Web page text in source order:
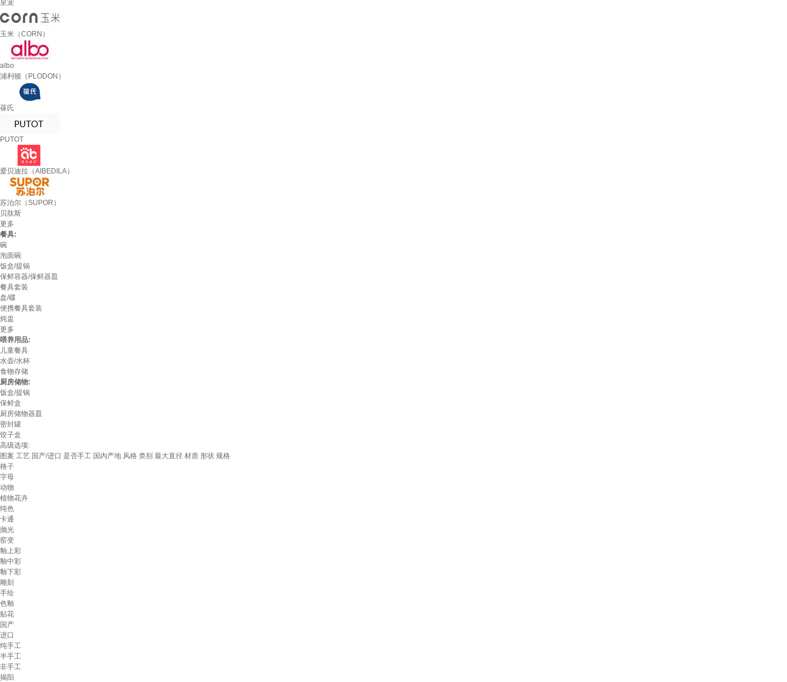
皇宠
玉米（CORN）
albo
浦利顿（PLODON）
葆氏
PUTOT
爱贝迪拉（AIBEDILA）
苏泊尔（SUPOR）
贝肽斯
更多
餐具:
碗
泡面碗
饭盒/提锅
保鲜容器/保鲜器皿
餐具套装
盘/碟
便携餐具套装
炖盅
更多
喂养用品:
儿童餐具
水壶/水杯
食物存储
厨房储物:
饭盒/提锅
保鲜盒
厨房储物器皿
密封罐
饺子盒
高级选项:
图案 工艺 国产/进口 是否手工 国内产地 风格 类别 最大直径 材质 形状 规格
格子
字母
动物
植物花卉
纯色
卡通
抛光
窑变
釉上彩
釉中彩
釉下彩
雕刻
手绘
色釉
贴花
国产
进口
纯手工
半手工
非手工
揭阳